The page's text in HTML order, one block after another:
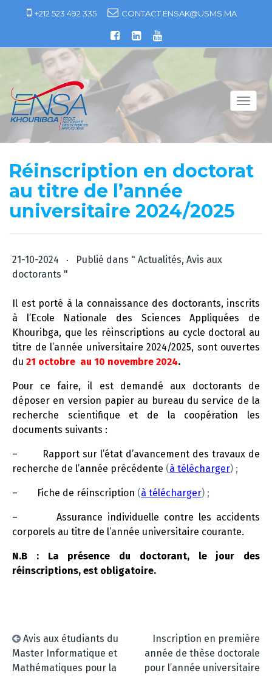
p
o
+212 523 492 335 CONTACT.ENSAK@USMS.MA
T
o
g
e
o
n
Réinscription en doctorat
au titre de l’année
universitaire 2024/2025
21-10-2024 . Publié dans " Actualités, Avis aux
doctorants "
Il est porté à la connaissance des doctorants, inscrits
à l’Ecole Nationale des Sciences Appliquées de
Khouribga, que les réinscriptions au cycle doctoral au
titre de l’année universitaire 2024/2025, sont ouvertes
du 21 octobre au 10 novembre 2024.
Pour ce faire, il est demandé aux doctorants de
déposer en version papier au bureau du service de la
recherche scientifique et de la coopération les
documents suivants :
– Rapport sur l’état d’avancement des travaux de
recherche de l’année précédente (à télécharger) ;
– Fiche de réinscription (à télécharger) ;
– Assurance individuelle contre les accidents
corporels au titre de l’année universitaire courante.
N.B : La présence du doctorant, le jour des
réinscriptions, est obligatoire.
Avis aux étudiants du
Master Informatique et
Mathématiques pour la
Inscription en première
année de thèse doctorale
pour l’année universitaire